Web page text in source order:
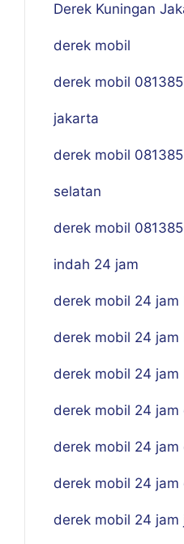
Derek Kuningan
derek mobil
derek mobil
jakarta
derek mobil
selatan
derek mobil
indah 24 jam
derek mobil 24 jam
derek mobil 24
derek mobil 24 jam
derek mobil 24 jam
derek mobil 24 jam
derek mobil 24
derek mobil 24